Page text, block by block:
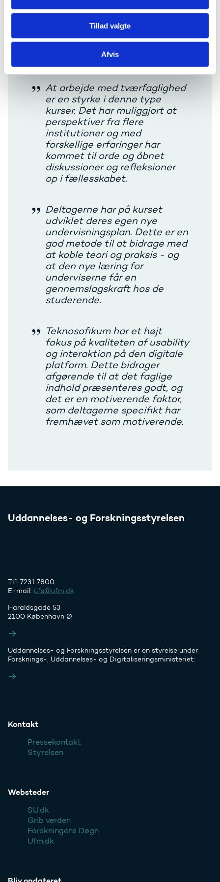
Tillad valgte
Afvis
Tre gode råd fra projektet
At arbejde med tværfaglighed
er en styrke i denne type
kurser. Det har muliggjort at
perspektiver fra flere
institutioner og med
forskellige erfaringer har
kommet til orde og åbnet
diskussioner og refleksioner
op i fællesskabet.
Deltagerne har på kurset
udviklet deres egen nye
undervisningsplan. Dette er en
god metode til at bidrage med
at koble teori og praksis - og
at den nye læring for
underviserne får en
gennemslagskraft hos de
studerende.
Teknosofikum har et højt
fokus på kvaliteten af usability
og interaktion på den digitale
platform. Dette bidrager
afgørende til at det faglige
indhold præsenteres godt, og
det er en motiverende faktor,
som deltagerne specifikt har
fremhævet som motiverende.
Uddannelses- og Forskningsstyrelsen
Tlf. 7231 7800
E-mail: ufs@ufm.dk
Haraldsgade 53
2100 København Ø
Uddannelses- og Forskningsstyrelsen er en styrelse under
Forsknings-, Uddannelses- og Digitaliseringsministeriet:
Kontakt
Pressekontakt
Styrelsen
Websteder
SU.dk
Grib verden
Forskningens Døgn
Ufm.dk